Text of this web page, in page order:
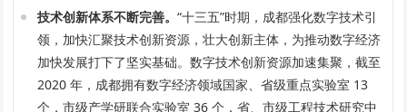
技术创新体系不断完善。“十三五”时期，成都强化数字技术引
领，加快汇聚技术创新资源，壮大创新主体，为推动数字经济
加快发展打下了坚实基础。数字技术创新资源加速集聚，截至
2020 年，成都拥有数字经济领域国家、省级重点实验室 13
个，市级产学研联合实验室 36 个，省、市级工程技术研究中